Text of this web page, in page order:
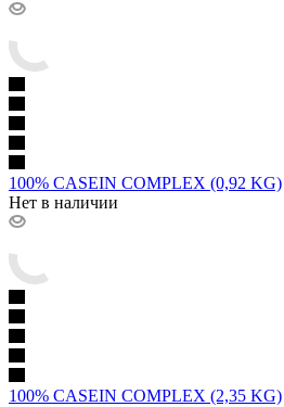
100% CASEIN COMPLEX (0,92 KG)
Нет в наличии
100% CASEIN COMPLEX (2,35 KG)